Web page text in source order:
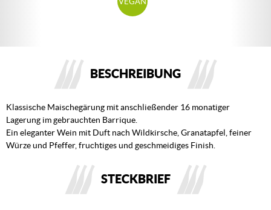
BESCHREIBUNG
Klassische Maischegärung mit anschließender 16 monatiger
Lagerung im gebrauchten Barrique.
Ein eleganter Wein mit Duft nach Wildkirsche, Granatapfel, feiner
Würze und Pfeffer, fruchtiges und geschmeidiges Finish.
STECKBRIEF